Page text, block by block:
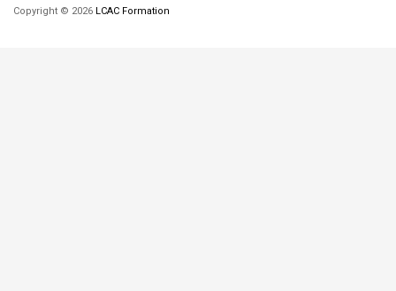
Copyright © 2026 LCAC Formation